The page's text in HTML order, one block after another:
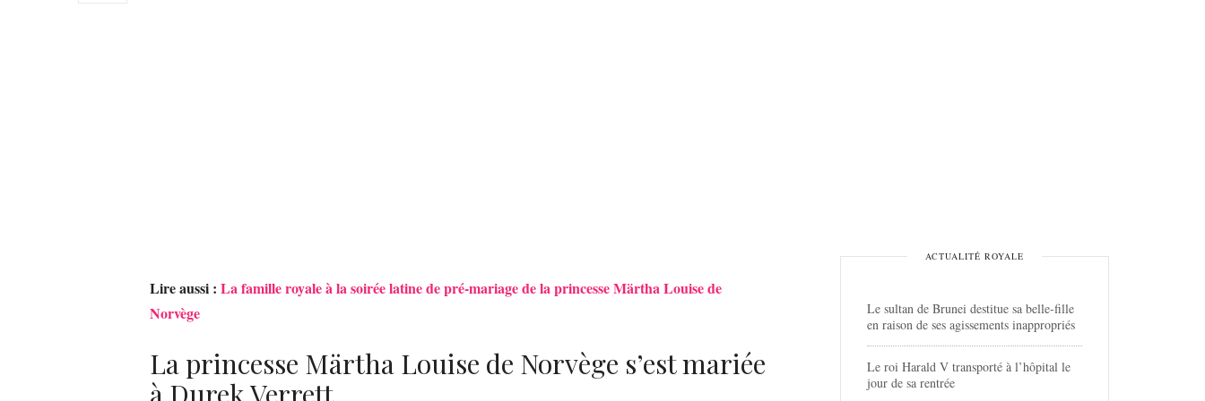
Lire aussi : La famille royale à la soirée latine de pré-mariage de la princesse Märtha Louise de
Norvège
La princesse Märtha Louise de Norvège s’est mariée
à Durek Verrett
ACTUALITÉ ROYALE
Le sultan de Brunei destitue sa belle-fille
en raison de ses agissements inappropriés
Le roi Harald V transporté à l’hôpital le
jour de sa rentrée